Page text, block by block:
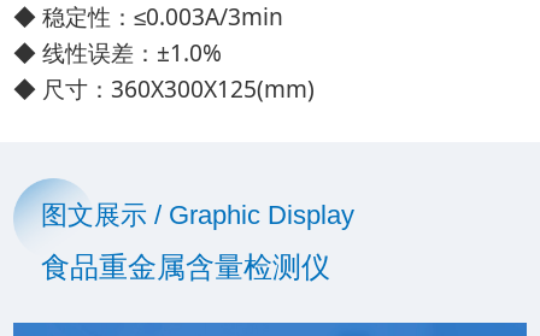
◆ 稳定性：≤0.003A/3min
◆ 线性误差：±1.0%
◆ 尺寸：360X300X125(mm)
图文展示 / Graphic Display
食品重金属含量检测仪